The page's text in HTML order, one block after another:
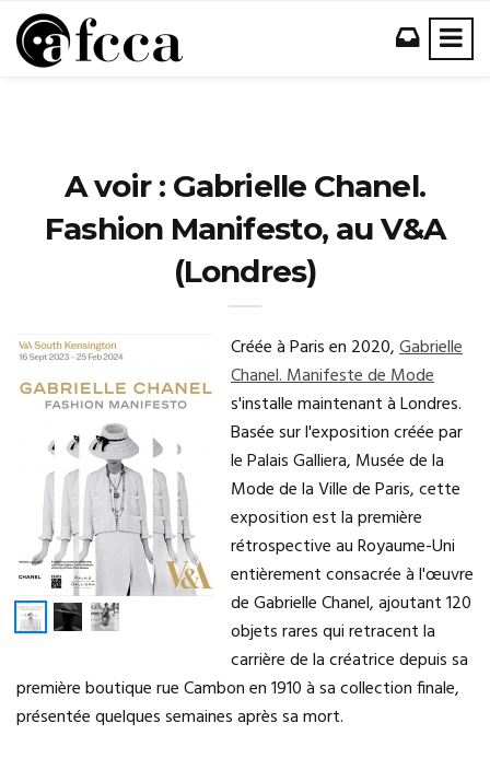
A voir : Gabrielle Chanel.
Fashion Manifesto, au V&A
(Londres)
Créée à Paris en 2020,Gabrielle
Chanel. Manifeste de Mode
s'installe maintenant à Londres.
Basée sur l'exposition créée par
le Palais Galliera, Musée de la
Mode de la Ville de Paris, cette
exposition est la première
rétrospective au Royaume-Uni
entièrement consacrée à l'œuvre
de Gabrielle Chanel, ajoutant 120
objets rares qui retracent la
carrière de la créatrice depuis sa
première boutique rue Cambon en 1910 à sa collection finale,
présentée quelques semaines après sa mort.